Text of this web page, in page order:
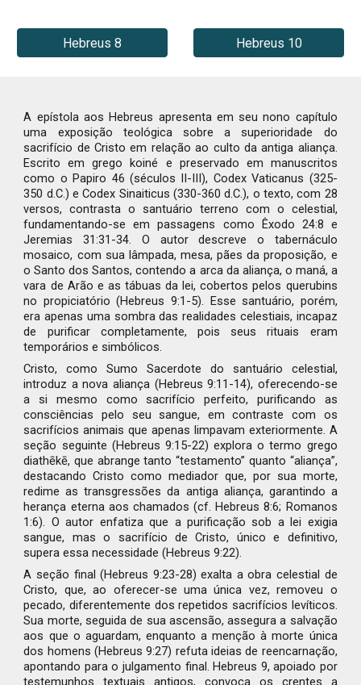
Hebreus 8 Hebreus 10
A epístola aos Hebreus apresenta em seu nono capítulo
uma exposição teológica sobre a superioridade do
sacrifício de Cristo em relação ao culto da antiga aliança.
Escrito em grego koiné e preservado em manuscritos
como o Papiro 46 (séculos II-III), Codex Vaticanus (325-
350 d.C.) e Codex Sinaiticus (330-360 d.C.), o texto, com 28
versos, contrasta o santuário terreno com o celestial,
fundamentando-se em passagens como Êxodo 24:8 e
Jeremias 31:31-34. O autor descreve o tabernáculo
mosaico, com sua lâmpada, mesa, pães da proposição, e
o Santo dos Santos, contendo a arca da aliança, o maná, a
vara de Arão e as tábuas da lei, cobertos pelos querubins
no propiciatório (Hebreus 9:1-5). Esse santuário, porém,
era apenas uma sombra das realidades celestiais, incapaz
de purificar completamente, pois seus rituais eram
temporários e simbólicos.
Cristo, como Sumo Sacerdote do santuário celestial,
introduz a nova aliança (Hebreus 9:11-14), oferecendo-se
a si mesmo como sacrifício perfeito, purificando as
consciências pelo seu sangue, em contraste com os
sacrifícios animais que apenas limpavam exteriormente. A
seção seguinte (Hebreus 9:15-22) explora o termo grego
diathēkē, que abrange tanto “testamento” quanto “aliança”,
destacando Cristo como mediador que, por sua morte,
redime as transgressões da antiga aliança, garantindo a
herança eterna aos chamados (cf. Hebreus 8:6; Romanos
1:6). O autor enfatiza que a purificação sob a lei exigia
sangue, mas o sacrifício de Cristo, único e definitivo,
supera essa necessidade (Hebreus 9:22).
A seção final (Hebreus 9:23-28) exalta a obra celestial de
Cristo, que, ao oferecer-se uma única vez, removeu o
pecado, diferentemente dos repetidos sacrifícios levíticos.
Sua morte, seguida de sua ascensão, assegura a salvação
aos que o aguardam, enquanto a menção à morte única
dos homens (Hebreus 9:27) refuta ideias de reencarnação,
apontando para o julgamento final. Hebreus 9, apoiado por
testemunhos textuais antigos, convoca os crentes a